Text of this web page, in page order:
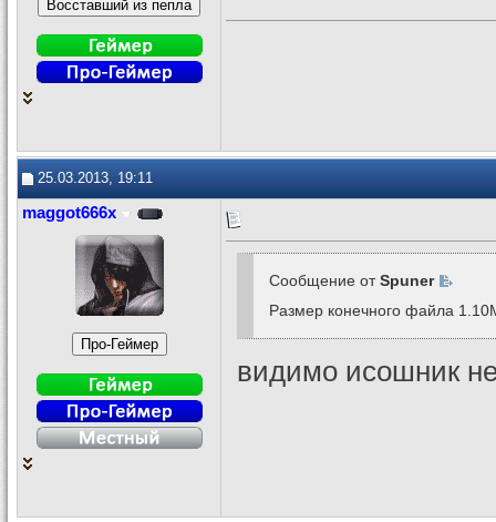
25.03.2013, 19:11
maggot666x
Сообщение отSpuner
Размер конечного файла
видимо исошник